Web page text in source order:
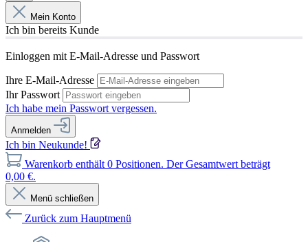
Mein Konto
Ich bin bereits Kunde
Einloggen mit E-Mail-Adresse und Passwort
Ihre E-Mail-Adresse
Ihr Passwort
Ich habe mein Passwort vergessen.
Anmelden
Ich bin Neukunde!
Warenkorb enthält 0 Positionen. Der Gesamtwert beträgt
0,00 €.
Menü schließen
Zurück zum Hauptmenü